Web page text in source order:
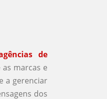
de
marcas e
a gerenciar
dos